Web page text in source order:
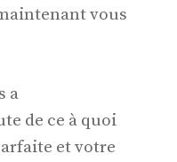
vous
a
de ce à quoi
et votre